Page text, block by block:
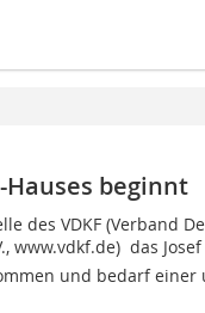
Hauses
des VDKF (Verband
www.vdkf.de)  das
und bedarf einer